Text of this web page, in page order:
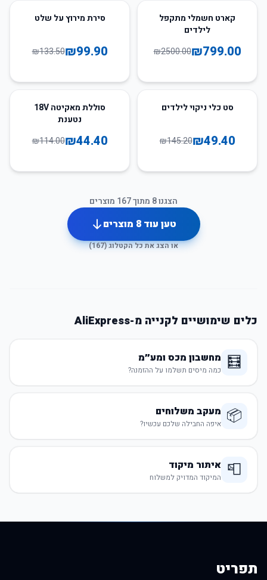
68קארט חשמלי מתקפל
לילדים
₪799.00
₪2500.00
סירת מירוץ על שלט
₪99.90
₪133.50
סט כלי ניקוי לילדים
₪49.40
₪145.20
סוללת מאקיטה 18V
נטענת
₪44.40
₪114.00
הצגנו8 מתוך167 מוצרים
טען עוד8 מוצרים
או הצג את כל הקטלוג (167
)
כלים שימושיים לקנייה מ-AliExpress
🧮 מחשבון מכס ומע״מ
כמה מיסים תשלמו על ההזמנה?
📦 מעקב משלוחים
איפה החבילה שלכם עכשיו?
📮 איתור מיקוד
המיקוד המדויק למשלוח
תפריט